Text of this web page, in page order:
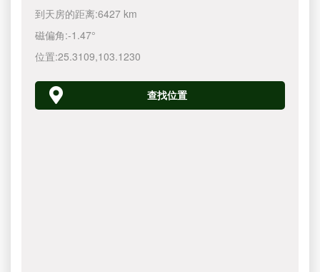
到天房的距离:6427 km
磁偏角:-1.47°
位置:25.3109,103.1230
查找位置